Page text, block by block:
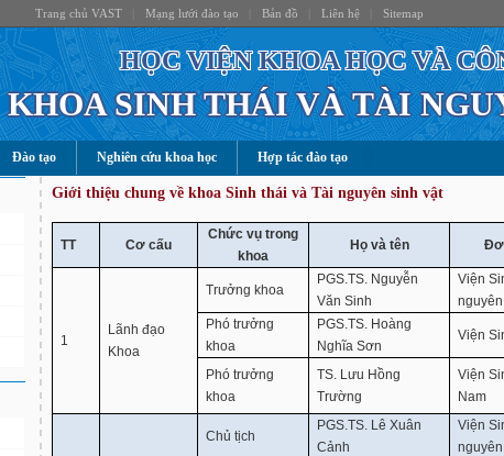
Trang chủ VAST| Mạng lưới đào tạo Bản đồ Liên hệ| Sitemap
HỌC VIỆN KHOA HỌC VÀ
KHOA SINH THÁI VÀ TÀI
Đào tạo Nghiên cứu khoa học Hợp tác đào tạo
Giới thiệu chung về khoa Sinh thái và Tài nguyên sinh vật
TT Cơ cấu
Chức vụ trong
khoa
Họ và tên
1
Lãnh đạo
Khoa
Trưởng khoa
PGS.TS. Nguyễn
Văn Sinh
Viện
Phó trưởng
khoa
PGS.TS. Hoàng
Nghĩa Sơn
Viện
Phó trưởng
khoa
TS. Lưu Hồng
Trường
Viện
Nam
Chủ tịch
PGS.TS. Lê Xuân
Cảnh
Viện